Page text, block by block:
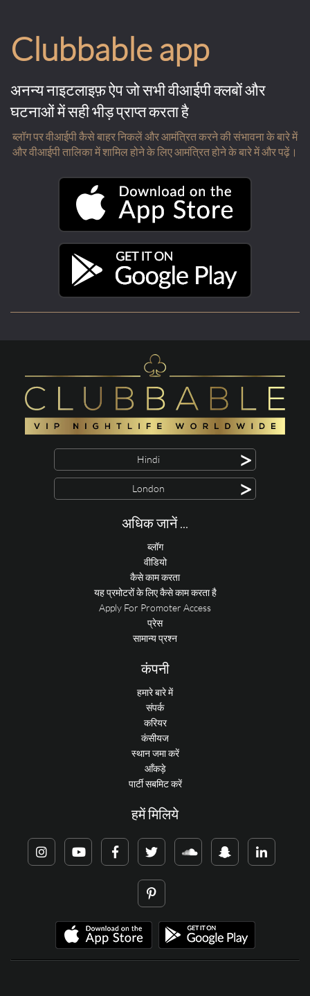
Clubbable app
अनन्य नाइटलाइफ़ ऐप जो सभी वीआईपी क्लबों और
घटनाओं में सही भीड़ प्राप्त करता है
ब्लॉग पर वीआईपी कैसे बाहर निकलें और आमंत्रित करने की संभावना के बारे में
और वीआईपी तालिका में शामिल होने के लिए आमंत्रित होने के बारे में और पढ़ें।
Hindi >
London >
अधिक जानें ...
ब्लॉग
वीडियो
कैसे काम करता
यह प्रमोटरों के लिए कैसे काम करता है
Apply For Promoter Access
प्रेस
सामान्य प्रश्न
कंपनी
हमारे बारे में
संपर्क
करियर
कंसीयज
स्थान जमा करें
आँकड़े
पार्टी सबमिट करें
हमें मिलिये